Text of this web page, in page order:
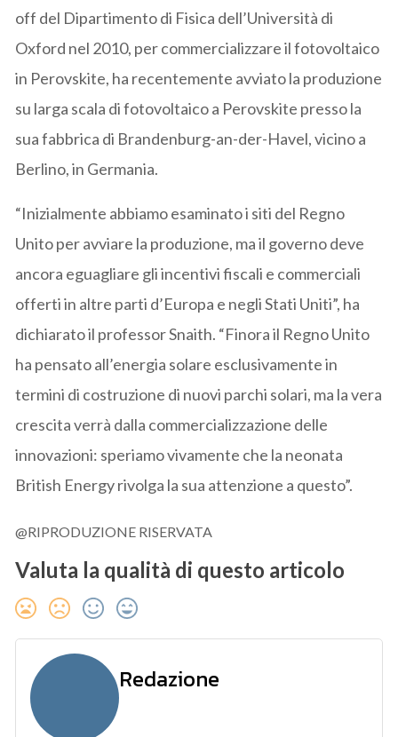
off del Dipartimento di Fisica dell’Università di
Oxford nel 2010, per commercializzare il fotovoltaico
in Perovskite, ha recentemente avviato la produzione
su larga scala di fotovoltaico a Perovskite presso la
sua fabbrica di Brandenburg-an-der-Havel, vicino a
Berlino, in Germania.
“Inizialmente abbiamo esaminato i siti del Regno
Unito per avviare la produzione, ma il governo deve
ancora eguagliare gli incentivi fiscali e commerciali
offerti in altre parti d’Europa e negli Stati Uniti”, ha
dichiarato il professor Snaith. “Finora il Regno Unito
ha pensato all’energia solare esclusivamente in
termini di costruzione di nuovi parchi solari, ma la vera
crescita verrà dalla commercializzazione delle
innovazioni: speriamo vivamente che la neonata
British Energy rivolga la sua attenzione a questo”.
@RIPRODUZIONE RISERVATA
Valuta la qualità di questo articolo
Redazione